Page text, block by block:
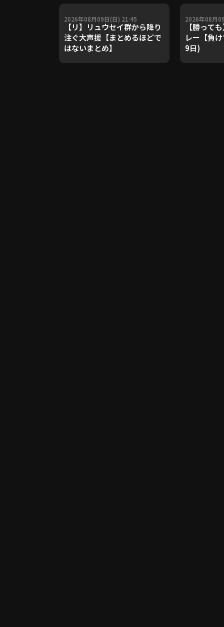
2026年08月09日(日) 21:45
【リ】リュウセイ群から降り
注ぐ大声援【まとめるほどで
はないまとめ】
2026年08月
【勝って
レー【負
9日)